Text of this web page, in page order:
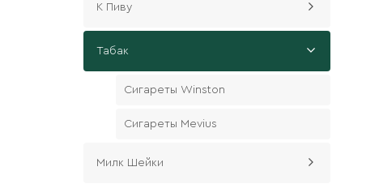
К Пиву
Табак
Сигареты Winston
Сигареты Mevius
Милк Шейки